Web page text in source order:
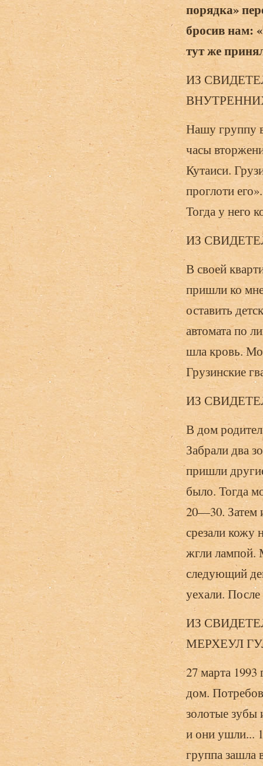
порядка»
бросив нам:
тут же
ИЗ
Нашу группу
часы
Кутаиси.
проглоти
Тогда у него
ИЗ
В своей
пришли ко
оставить
автомата по
шла кровь.
Грузинские
ИЗ
В дом
Забрали два
пришли
было. Тогда
20—30. Затем
срезали кожу
жгли лампой.
следующий
уехали. После
ИЗ
МЕРХЕУЛ
27 марта 1993
дом.
золотые зубы
и они ушли...
группа зашла